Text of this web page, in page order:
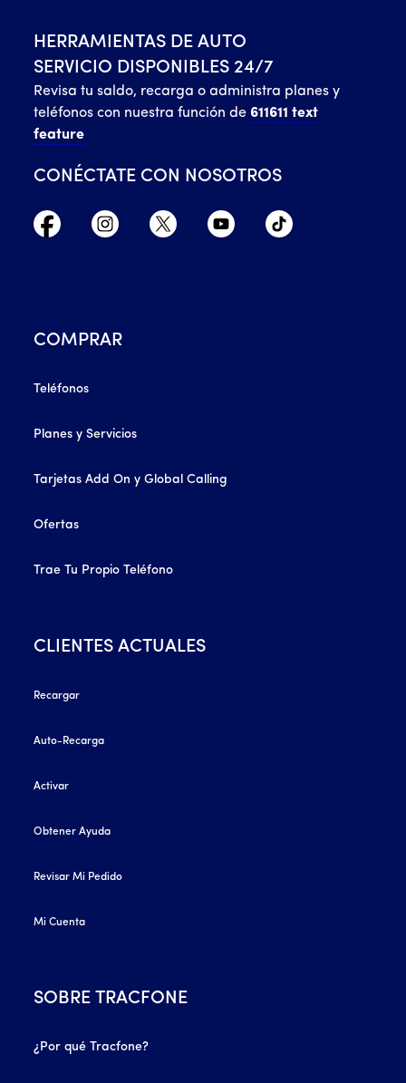
HERRAMIENTAS DE AUTO
SERVICIO DISPONIBLES 24/7
Revisa tu saldo, recarga o administra planes y
teléfonos con nuestra función de 611611 text
feature
CONÉCTATE CON NOSOTROS
COMPRAR
Teléfonos
Planes y Servicios
Tarjetas Add On y Global Calling
Ofertas
Trae Tu Propio Teléfono
CLIENTES ACTUALES
Recargar
Auto-Recarga
Activar
Obtener Ayuda
Revisar Mi Pedido
Mi Cuenta
SOBRE TRACFONE
¿Por qué Tracfone?